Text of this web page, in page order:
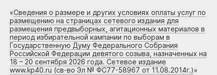
«Сведения о размере и других условиях оплаты услуг по
размещению на страницах сетевого издания для
размещения предвыборных, агитационных материалов в
период избирательной кампании по выборам в
Государственную Думу Федерального Собрания
Российской Федерации девятого созыва, назначенных на
18 – 20 сентября 2026 года. Сетевое издание
www.kp40.ru (св-во Эл № ФС77-58967 от 11.08.2014г.)»